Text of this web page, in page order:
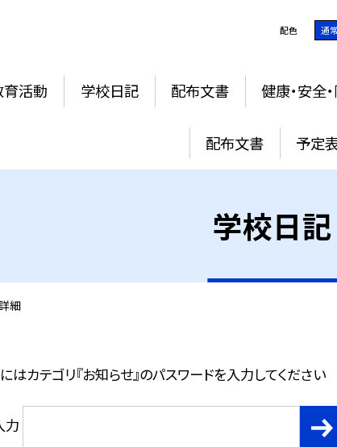
配色 通常
育活動 学校日記 配布文書 健康・安全
配布文書 予定
学校日記
細
はカテゴリ『お知らせ』のパスワードを入力してください
力